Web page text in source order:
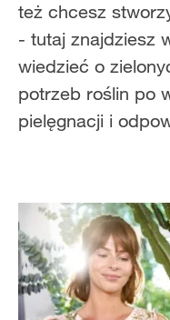
też chcesz
- tutaj znajdziesz
wiedzieć o
potrzeb roślin po
pielęgnacji i